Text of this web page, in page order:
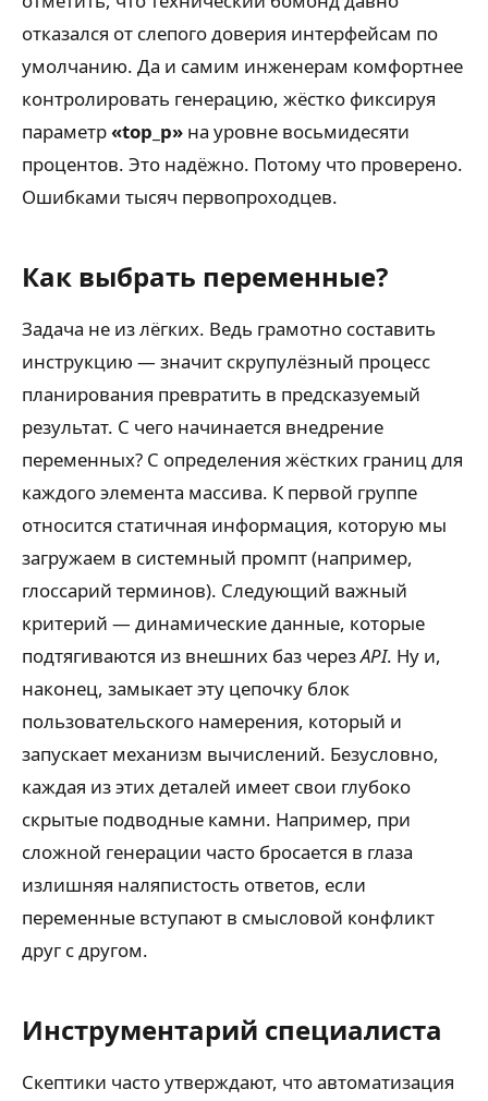
отказался от слепого доверия интерфейсам по
умолчанию. Да и самим инженерам комфортнее
контролировать генерацию, жёстко фиксируя
параметр«top_p» на уровне восьмидесяти
процентов. Это надёжно. Потому что проверено.
Ошибками тысяч первопроходцев.
Как выбрать переменные?
Задача не из лёгких. Ведь грамотно составить
инструкцию — значит скрупулёзный процесс
планирования превратить в предсказуемый
результат. С чего начинается внедрение
переменных? С определения жёстких границ для
каждого элемента массива. К первой группе
относится статичная информация, которую мы
загружаем в системный промпт (например,
глоссарий терминов). Следующий важный
критерий — динамические данные, которые
подтягиваются из внешних баз черезAPI. Ну и,
наконец, замыкает эту цепочку блок
пользовательского намерения, который и
запускает механизм вычислений. Безусловно,
каждая из этих деталей имеет свои глубоко
скрытые подводные камни. Например, при
сложной генерации часто бросается в глаза
излишняя наляпистость ответов, если
переменные вступают в смысловой конфликт
друг с другом.
Инструментарий специалиста
Скептики часто утверждают, что автоматизация